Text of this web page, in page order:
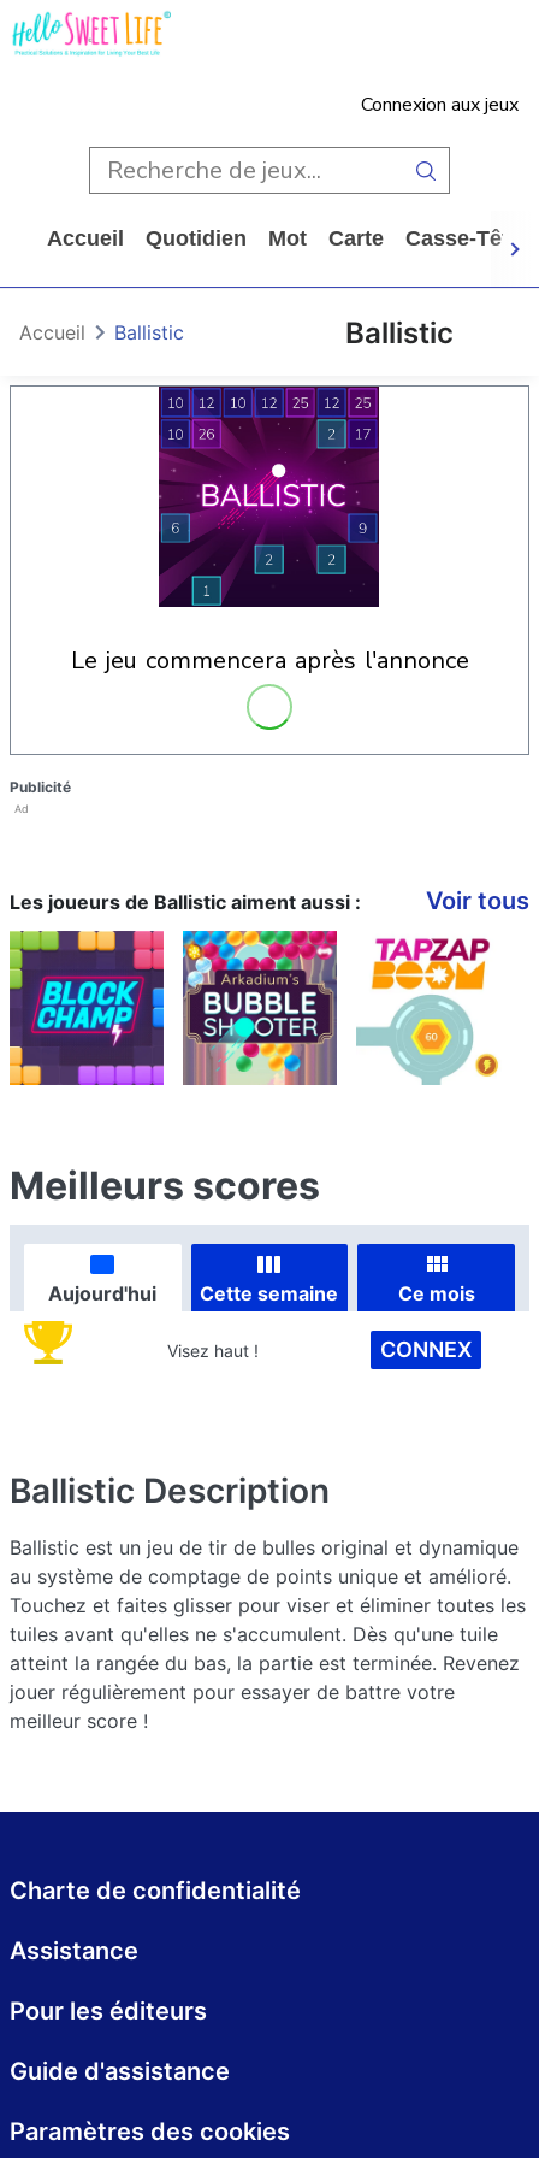
Connexion aux jeux
Accueil Quotidien Mot Carte Casse-Tête
Ballistic
Accueil Ballistic
le jeu commencera après l'annonce
Publicité
Ad
Les joueurs de Ballistic aiment aussi : Voir tous
Meilleurs scores
Aujourd'hui Cette semaine Ce mois
Visez haut ! CONNEX
Ballistic Description
Ballistic est un jeu de tir de bulles original et dynamique
au système de comptage de points unique et amélioré.
Touchez et faites glisser pour viser et éliminer toutes les
tuiles avant qu'elles ne s'accumulent. Dès qu'une tuile
atteint la rangée du bas, la partie est terminée. Revenez
jouer régulièrement pour essayer de battre votre
meilleur score !
Charte de confidentialité
Assistance
Pour les éditeurs
Guide d'assistance
Paramètres des cookies